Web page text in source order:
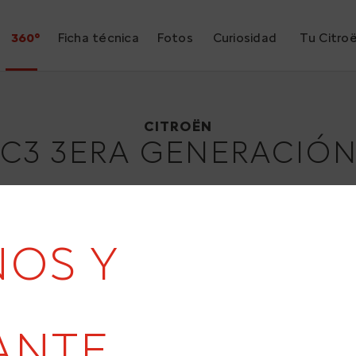
360° Ficha técnica Fotos Curiosidad Tu
Y
CITROËN
C3 3ERA GENERACIÓN